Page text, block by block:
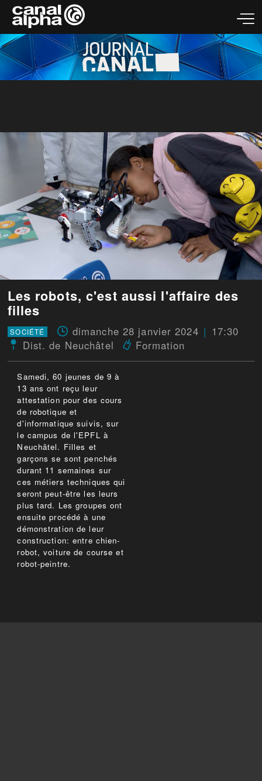
Les robots, c'est aussi l'affaire des
filles
SOCIÉTÉ dimanche 28 janvier 2024
17:30
Dist. de Neuchâtel
Formation
Samedi, 60 jeunes de 9 à
13 ans ont reçu leur
attestation pour des cours
de robotique et
d'informatique suivis, sur
le campus de l'EPFL à
Neuchâtel. Filles et
garçons se sont penchés
durant 11 semaines sur
ces métiers techniques qui
seront peut-être les leurs
plus tard. Les groupes ont
ensuite procédé à une
démonstration de leur
construction: entre chien-
robot, voiture de course et
robot-peintre.